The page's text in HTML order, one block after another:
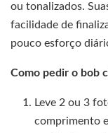
ou tonalizados.
facilidade de
pouco esforço
Como pedir o bob
Leve 2 ou 3
comprimento